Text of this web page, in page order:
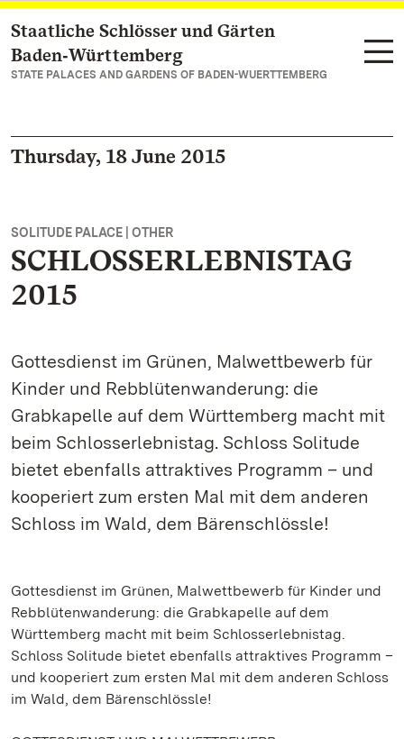
Navigate to main page
Staatliche Schlösser und Gärten
Baden‑Württemberg
STATE PALACES AND GARDENS OF BADEN-WUERTTEMBERG
Thursday, 18 June 2015
SOLITUDE PALACE | OTHER
SCHLOSSERLEBNISTAG
2015
Gottesdienst im Grünen, Malwettbewerb für
Kinder und Rebblütenwanderung: die
Grabkapelle auf dem Württemberg macht mit
beim Schlosserlebnistag. Schloss Solitude
bietet ebenfalls attraktives Programm – und
kooperiert zum ersten Mal mit dem anderen
Schloss im Wald, dem Bärenschlössle!
Gottesdienst im Grünen, Malwettbewerb für Kinder und
Rebblütenwanderung: die Grabkapelle auf dem
Württemberg macht mit beim Schlosserlebnistag.
Schloss Solitude bietet ebenfalls attraktives Programm –
und kooperiert zum ersten Mal mit dem anderen Schloss
im Wald, dem Bärenschlössle!